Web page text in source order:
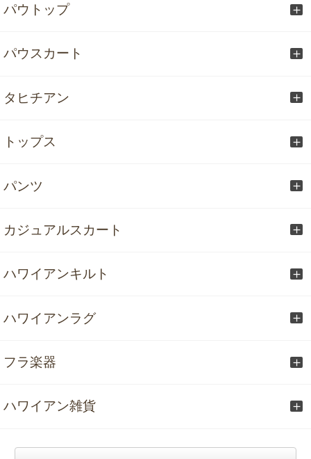
パウトップ
パウスカート
タヒチアン
トップス
パンツ
カジュアルスカート
ハワイアンキルト
ハワイアンラグ
フラ楽器
ハワイアン雑貨